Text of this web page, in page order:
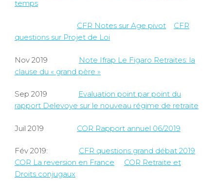
temps
CFR Notes sur Age pivot
CFR
questions sur Projet de Loi
Nov 2019
Note Ifrap Le Figaro Retraites: la
clause du « grand père »
Sep 2019
Evaluation point par point du
rapport Delevoye sur le nouveau régime de retraite
Juil 2019 COR Rapport annuel 06/2019
Fév 2019: CFR questions grand débat 2019
COR La reversion en France
COR Retraite et
Droits conjugaux